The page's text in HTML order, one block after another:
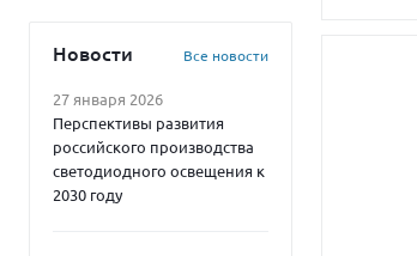
Новости Все новости
27 января 2026
Перспективы развития
российского производства
светодиодного освещения к
2030 году